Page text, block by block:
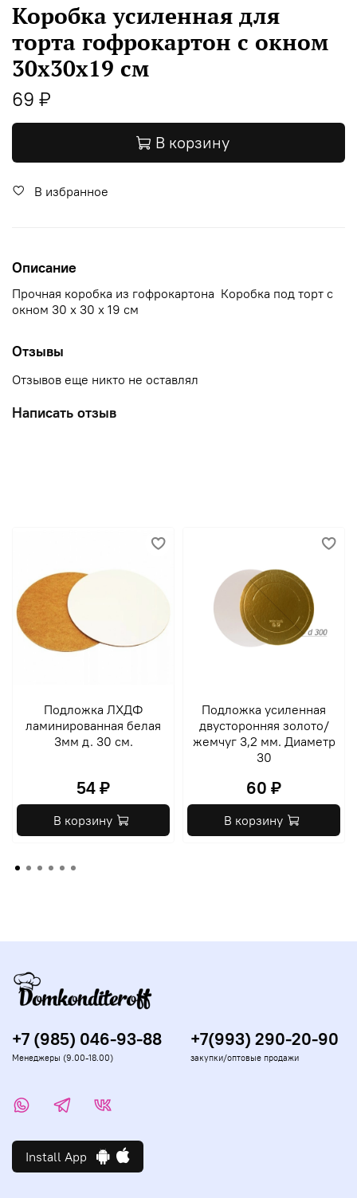
Коробка усиленная для
торта гофрокартон с окном
30х30х19 см
69 ₽
В корзину
В избранное
Описание
Прочная коробка из гофрокартона Коробка под торт с
окном 30 х 30 х 19 см
Отзывы
Отзывов еще никто не оставлял
Написать отзыв
Подложка ЛХДФ
ламинированная белая
3мм д. 30 см.
54 ₽
В корзину
Подложка усиленная
двусторонняя золото/
жемчуг 3,2 мм. Диаметр
30
60 ₽
В корзину
Install App
+7 (985) 046-93-88
Менеджеры (9.00-18.00)
+7(993) 290-20-90
закупки/оптовые продажи